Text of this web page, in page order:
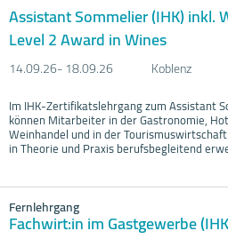
Assistant Sommelier (IHK) inkl.
Level 2 Award in Wines
14.09.26- 18.09.26 Koblenz
Im IHK-Zertifikatslehrgang zum Assistant
können Mitarbeiter in der Gastronomie,
Weinhandel und in der
in Theorie und Praxis berufsbegleitend
Fernlehrgang
Fachwirt:in im Gastgewerbe